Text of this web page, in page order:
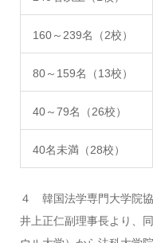
160～239名（2校）
80～159名（13校）
40～79名（26校）
40名未満（28校）
４ 韓国法学専門大学院
井上正仁副理事長より、